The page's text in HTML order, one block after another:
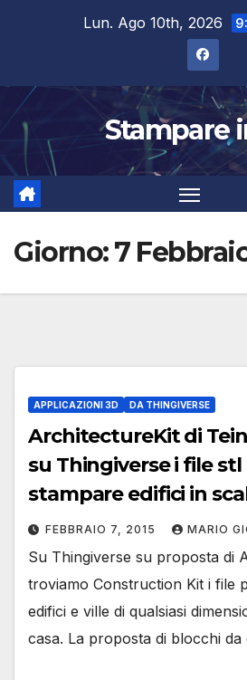
Lun. Ago 10th, 2026
Stampare
Giorno:7
APPLICAZIONI 3D DA THINGIVERSE
ArchitectureKit di
su Thingiverse i file stl
stampare edifici in
FEBBRAIO 7, 2015 MARIO
Su Thingiverse su proposta di
troviamo Construction Kit i file
edifici e ville di qualsiasi
casa. La proposta di blocchi